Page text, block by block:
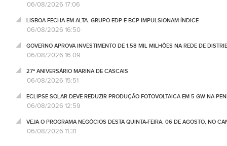
06/08/2026 17:06
LISBOA FECHA EM ALTA. GRUPO EDP E BCP IMPULSIONAM ÍNDICE
06/08/2026 16:50
GOVERNO APROVA INVESTIMENTO DE 1,58 MIL MILHÕES NA REDE DE
06/08/2026 16:09
27º ANIVERSÁRIO MARINA DE CASCAIS
06/08/2026 15:51
ECLIPSE SOLAR DEVE REDUZIR PRODUÇÃO FOTOVOLTAICA EM 5 GW NA
06/08/2026 12:59
VEJA O PROGRAMA NEGÓCIOS DESTA QUINTA-FEIRA, 06 DE AGOSTO, NO
06/08/2026 11:31